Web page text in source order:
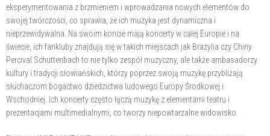
eksperymentowania z brzmieniem i wprowadzania nowych elementów do
swojej twórczości, co sprawia, że ich muzyka jest dynamiczna i
nieprzewidywalna. Na swoim koncie mają koncerty w całej Europie i na
świecie, ich fankluby znajdują się w takich miejscach jak Brazylia czy Chiny.
Percival Schuttenbach to nie tylko zespół muzyczny, ale także ambasadorzy
kultury i tradycji słowiańskich, którzy poprzez swoją muzykę przybliżają
słuchaczom bogactwo dziedzictwa ludowego Europy Środkowej i
Wschodniej. Ich koncerty często łączą muzykę z elementami teatru i
prezentacjami multimedialnymi, co tworzy niepowtarzalne widowisko.